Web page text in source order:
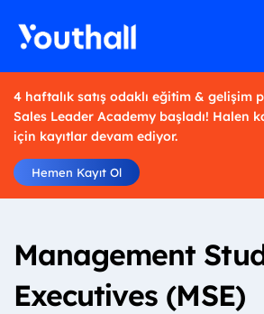
4 haftalık satış odaklı eğitim & gelişim
Sales Leader Academy başladı! Halen
için kayıtlar devam ediyor.
Hemen Kayıt Ol
Management
Executives (MSE)